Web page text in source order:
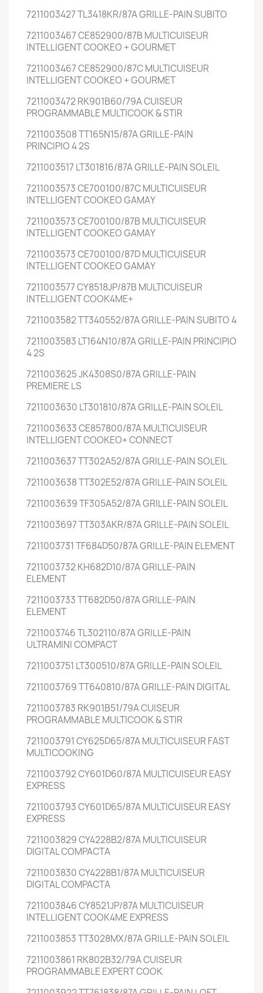
7211003427 TL3418KR/87A GRILLE-PAIN SUBITO
7211003467 CE852900/87B MULTICUISEUR
INTELLIGENT COOKEO + GOURMET
7211003467 CE852900/87C MULTICUISEUR
INTELLIGENT COOKEO + GOURMET
7211003472 RK901B60/79A CUISEUR
PROGRAMMABLE MULTICOOK & STIR
7211003508 TT165N15/87A GRILLE-PAIN
PRINCIPIO 4 2S
7211003517 LT301816/87A GRILLE-PAIN SOLEIL
7211003573 CE700100/87C MULTICUISEUR
INTELLIGENT COOKEO GAMAY
7211003573 CE700100/87B MULTICUISEUR
INTELLIGENT COOKEO GAMAY
7211003573 CE700100/87D MULTICUISEUR
INTELLIGENT COOKEO GAMAY
7211003577 CY8518JP/87B MULTICUISEUR
INTELLIGENT COOK4ME+
7211003582 TT340552/87A GRILLE-PAIN SUBITO 4
7211003583 LT164N10/87A GRILLE-PAIN PRINCIPIO
4 2S
7211003625 JK4308S0/87A GRILLE-PAIN
PREMIERE LS
7211003630 LT301810/87A GRILLE-PAIN SOLEIL
7211003633 CE857800/87A MULTICUISEUR
INTELLIGENT COOKEO+ CONNECT
7211003637 TT302A52/87A GRILLE-PAIN SOLEIL
7211003638 TT302E52/87A GRILLE-PAIN SOLEIL
7211003639 TF305A52/87A GRILLE-PAIN SOLEIL
7211003697 TT303AKR/87A GRILLE-PAIN SOLEIL
7211003731 TF684D50/87A GRILLE-PAIN ELEMENT
7211003732 KH682D10/87A GRILLE-PAIN
ELEMENT
7211003733 TT682D50/87A GRILLE-PAIN
ELEMENT
7211003746 TL302110/87A GRILLE-PAIN
ULTRAMINI COMPACT
7211003751 LT300510/87A GRILLE-PAIN SOLEIL
7211003769 TT640810/87A GRILLE-PAIN DIGITAL
7211003783 RK901B51/79A CUISEUR
PROGRAMMABLE MULTICOOK & STIR
7211003791 CY625D65/87A MULTICUISEUR FAST
MULTICOOKING
7211003792 CY601D60/87A MULTICUISEUR EASY
EXPRESS
7211003793 CY601D65/87A MULTICUISEUR EASY
EXPRESS
7211003829 CY4228B2/87A MULTICUISEUR
DIGITAL COMPACTA
7211003830 CY4228B1/87A MULTICUISEUR
DIGITAL COMPACTA
7211003846 CY8521JP/87A MULTICUISEUR
INTELLIGENT COOK4ME EXPRESS
7211003853 TT3028MX/87A GRILLE-PAIN SOLEIL
7211003861 RK802B32/79A CUISEUR
PROGRAMMABLE EXPERT COOK